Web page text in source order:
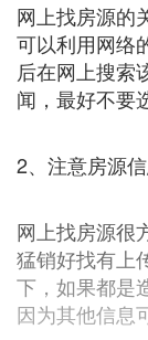
网上找房源的
可以利用网络
后在网上搜索
闻，最好不要
2、注意房源
网上找房源很
猛销好找有上
下，如果都是
因为其他信息